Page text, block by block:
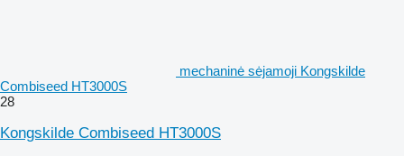
mechaninė sėjamoji Kongskilde
Combiseed HT3000S
28
Kongskilde Combiseed HT3000S